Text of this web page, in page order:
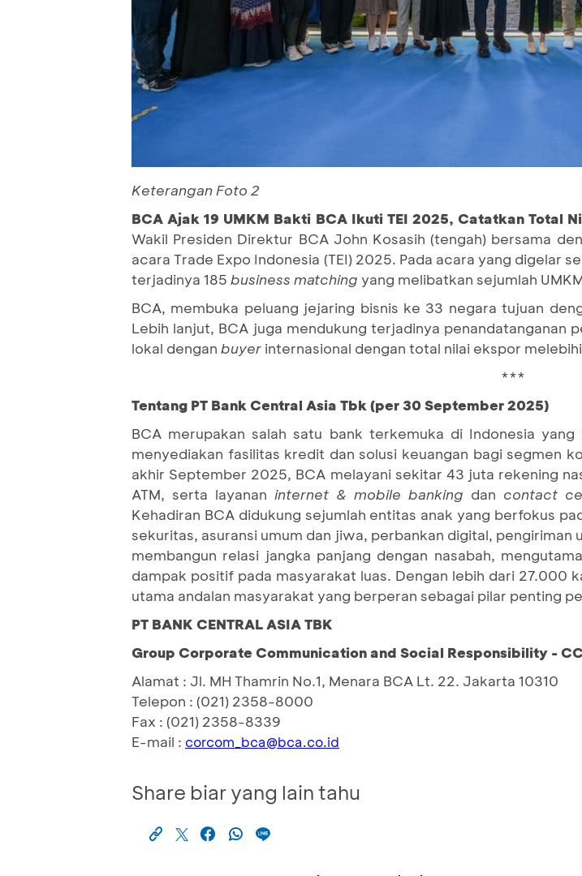
Keterangan Foto 2
BCA Ajak 19 UMKM Bakti BCA Ikuti TEI 2025, Catatkan Total
Wakil Presiden Direktur BCA John Kosasih (tengah) bersama
acara Trade Expo Indonesia (TEI) 2025. Pada acara yang digelar
terjadinya 185 business matching yang melibatkan sejumlah
BCA, membuka peluang jejaring bisnis ke 33 negara tujuan
Lebih lanjut, BCA juga mendukung terjadinya penandatanganan
lokal dengan buyer internasional dengan total nilai ekspor melebihi
***
Tentang PT Bank Central Asia Tbk (per 30 September 2025)
BCA merupakan salah satu bank terkemuka di Indonesia
menyediakan fasilitas kredit dan solusi keuangan bagi segmen
akhir September 2025, BCA melayani sekitar 43 juta rekening
ATM, serta layanan internet & mobile banking dan contact
Kehadiran BCA didukung sejumlah entitas anak yang berfokus
sekuritas, asuransi umum dan jiwa, perbankan digital,
membangun relasi jangka panjang dengan nasabah,
dampak positif pada masyarakat luas. Dengan lebih dari 27.000
utama andalan masyarakat yang berperan sebagai pilar penting
PT BANK CENTRAL ASIA TBK
Group Corporate Communication and Social Responsibility -
Alamat : Jl. MH Thamrin No.1, Menara BCA Lt. 22. Jakarta 10310
Telepon : (021) 2358-8000
Fax : (021) 2358-8339
E-mail : corcom_bca@bca.co.id
Share biar yang lain tahu